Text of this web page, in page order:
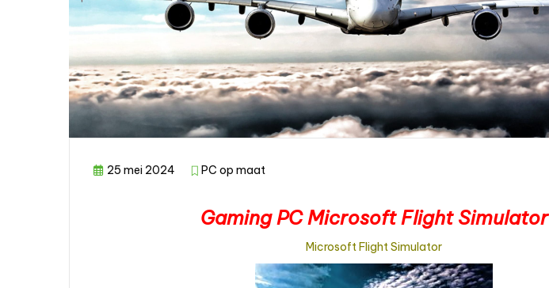
25 mei 2024 PC op maat
Gaming PC Microsoft Flight Simulator
Microsoft Flight Simulator